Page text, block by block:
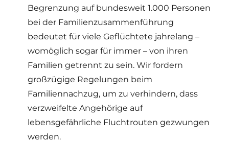
Begrenzung auf bundesweit 1.000 Personen
bei der Familienzusammenführung
bedeutet für viele Geflüchtete jahrelang –
womöglich sogar für immer – von ihren
Familien getrennt zu sein. Wir fordern
großzügige Regelungen beim
Familiennachzug, um zu verhindern, dass
verzweifelte Angehörige auf
lebensgefährliche Fluchtrouten gezwungen
werden.